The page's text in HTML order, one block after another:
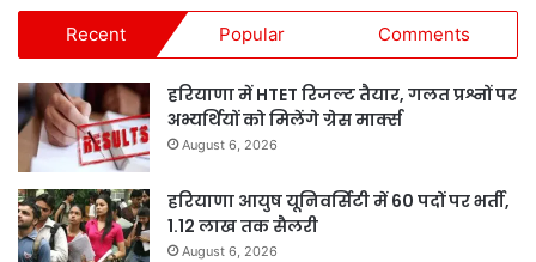
Recent Popular Comments
हरियाणा में HTET रिजल्ट तैयार, गलत प्रश्नों पर
अभ्यर्थियों को मिलेंगे ग्रेस मार्क्स
August 6, 2026
हरियाणा आयुष यूनिवर्सिटी में 60 पदों पर भर्ती,
1.12 लाख तक सैलरी
August 6, 2026